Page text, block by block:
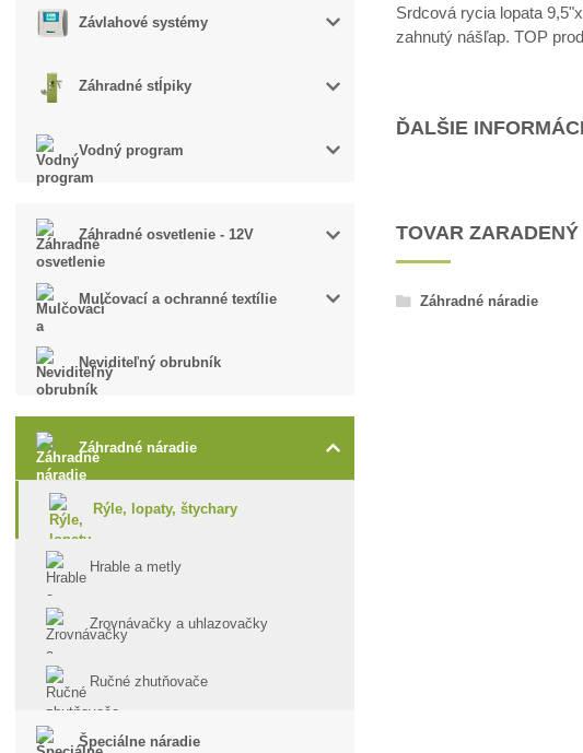
Závlahové systémy
Záhradné stĺpiky
Vodný program
Záhradné osvetlenie - 12V
Mulčovací a ochranné textílie
Neviditeľný obrubník
Záhradné náradie
Rýle, lopaty, štychary
Hrable a metly
Zrovnávačky a uhlazovačky
Ručné zhutňovače
Špeciálne náradie
Srdcová rycia lopata
zahnutý nášľap. TOP
ĎALŠIE
TOVAR
Záhradné náradie